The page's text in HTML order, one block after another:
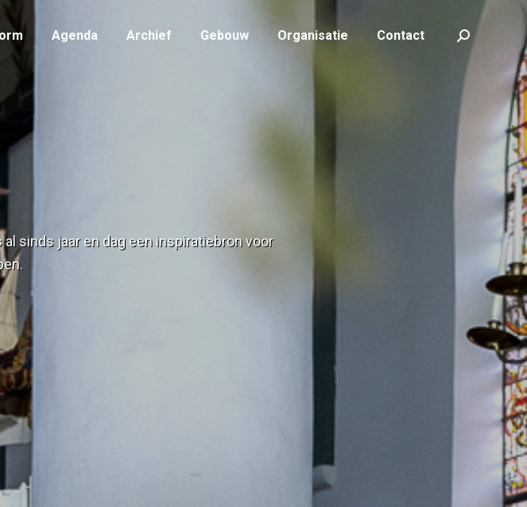
Agenda Archief Gebouw Organisatie Contact Zoeken:
sinds jaar en dag een inspiratiebron voor
Agenda Archief Gebouw Organisatie Contact Zoeken: